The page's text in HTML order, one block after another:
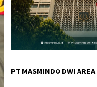
PT MASMINDO DWI AREA